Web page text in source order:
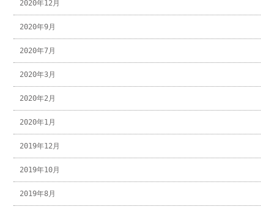
2020年12月
2020年9月
2020年7月
2020年3月
2020年2月
2020年1月
2019年12月
2019年10月
2019年8月